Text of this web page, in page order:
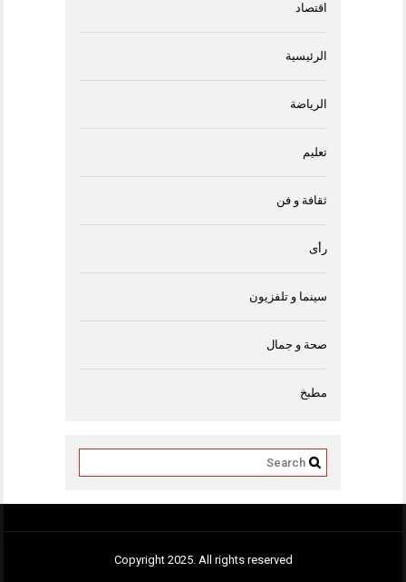
اقتصاد
الرئيسية
الرياضة
تعليم
ثقافة و فن
رأى
سينما و تلفزيون
صحة و جمال
مطبخ
Copyright 2025. All rights reserved